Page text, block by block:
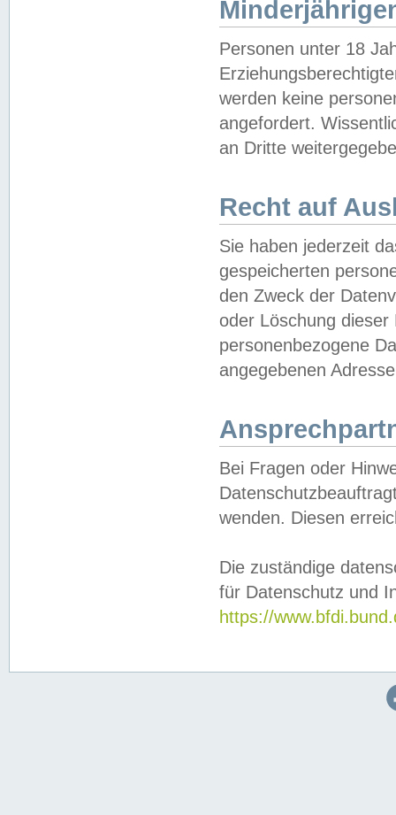
Personen unter 18
werden keine
angefordert.
an Dritte
Recht auf
Sie haben jederzeit
gespeicherten
den Zweck der
oder Löschung
personenbezogene
angegebenen
Bei Fragen oder
wenden. Diesen
Die zuständige
für Datenschutz und
https://